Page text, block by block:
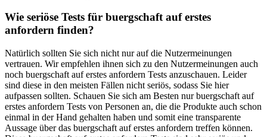
Wie seriöse Tests für buergschaft auf erstes
anfordern finden?
Natürlich sollten Sie sich nicht nur auf die Nutzermeinungen
vertrauen. Wir empfehlen ihnen sich zu den Nutzermeinungen auch
noch buergschaft auf erstes anfordern Tests anzuschauen. Leider
sind diese in den meisten Fällen nicht seriös, sodass Sie hier
aufpassen sollten. Schauen Sie sich am Besten nur buergschaft auf
erstes anfordern Tests von Personen an, die die Produkte auch schon
einmal in der Hand gehalten haben und somit eine transparente
Aussage über das buergschaft auf erstes anfordern treffen können.